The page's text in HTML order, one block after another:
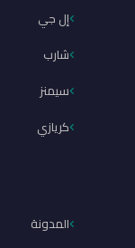
إل جي
شارب
سيمنز
كريازي
المدونة